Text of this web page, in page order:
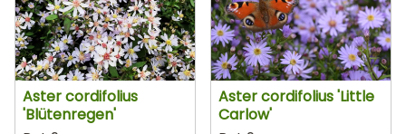
Aster cordifolius
'Blütenregen'
Aster cordifolius 'Little
Carlow'